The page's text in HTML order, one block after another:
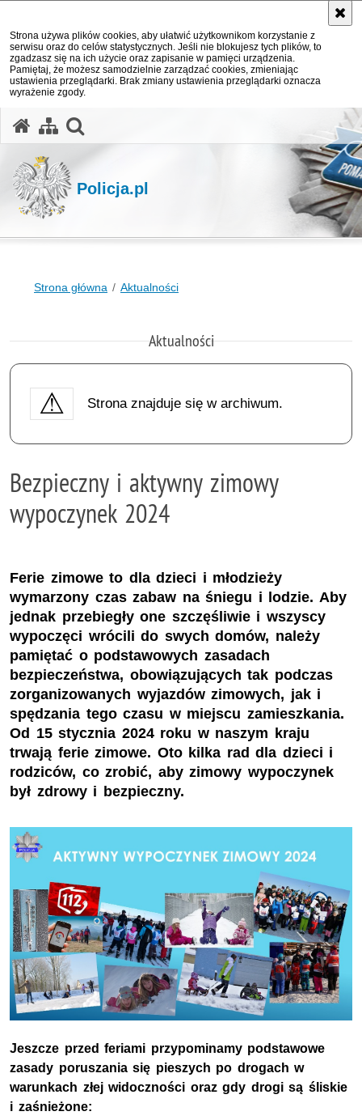
Strona używa plików cookies, aby ułatwić użytkownikom korzystanie z
serwisu oraz do celów statystycznych. Jeśli nie blokujesz tych plików, to
zgadzasz się na ich użycie oraz zapisanie w pamięci urządzenia.
Pamiętaj, że możesz samodzielnie zarządzać cookies, zmieniając
ustawienia przeglądarki. Brak zmiany ustawienia przeglądarki oznacza
wyrażenie zgody.
Policja.pl
Strona główna Aktualności
Aktualności
Strona znajduje się w archiwum.
Bezpieczny i aktywny zimowy
wypoczynek 2024
Ferie zimowe to dla dzieci i młodzieży
wymarzony czas zabaw na śniegu i lodzie. Aby
jednak przebiegły one szczęśliwie i wszyscy
wypoczęci wrócili do swych domów, należy
pamiętać o podstawowych zasadach
bezpieczeństwa, obowiązujących tak podczas
zorganizowanych wyjazdów zimowych, jak i
spędzania tego czasu w miejscu zamieszkania.
Od 15 stycznia 2024 roku w naszym kraju
trwają ferie zimowe. Oto kilka rad dla dzieci i
rodziców, co zrobić, aby zimowy wypoczynek
był zdrowy i bezpieczny.
Jeszcze przed feriami przypominamy podstawowe
zasady poruszania się pieszych po drogach w
warunkach złej widoczności oraz gdy drogi są śliskie
i zaśnieżone: